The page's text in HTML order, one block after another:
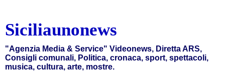
Siciliaunonews
"Agenzia Media & Service" Videonews, Diretta ARS,
Consigli comunali, Politica, cronaca, sport, spettacoli,
musica, cultura, arte, mostre.